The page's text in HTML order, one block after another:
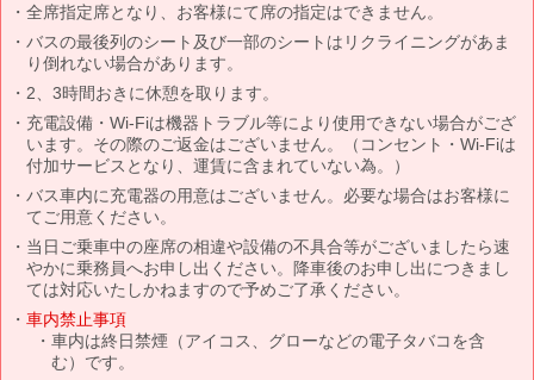
全席指定席となり、お客様にて席の指定はできません。
バスの最後列のシート及び一部のシートはリクライニングがあま
り倒れない場合があります。
2、3時間おきに休憩を取ります。
充電設備・Wi-Fiは機器トラブル等により使用できない場合がござ
います。その際のご返金はございません。（コンセント・Wi-Fiは
付加サービスとなり、運賃に含まれていない為。）
バス車内に充電器の用意はございません。必要な場合はお客様に
てご用意ください。
当日ご乗車中の座席の相違や設備の不具合等がございましたら速
やかに乗務員へお申し出ください。降車後のお申し出につきまし
ては対応いたしかねますので予めご了承ください。
車内禁止事項
車内は終日禁煙（アイコス、グローなどの電子タバコを含
む）です。